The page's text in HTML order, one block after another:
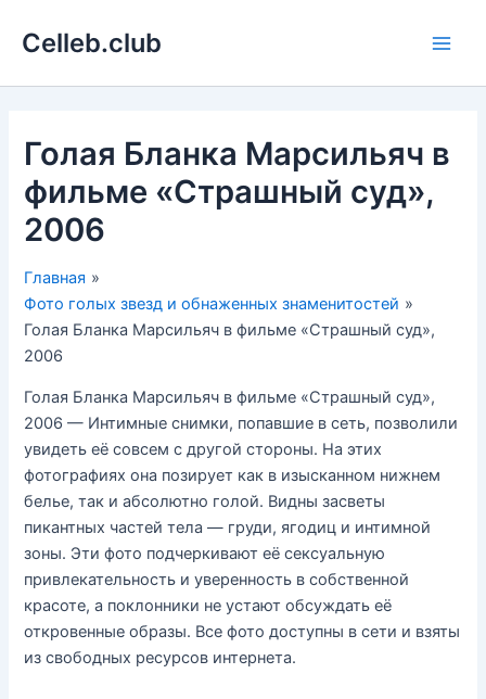
Celleb.club
Голая Бланка Марсильяч в
фильме «Страшный суд»,
2006
Главная
Фото голых звезд и обнаженных знаменитостей
Голая Бланка Марсильяч в фильме «Страшный суд»,
2006
Голая Бланка Марсильяч в фильме «Страшный суд»,
2006 — Интимные снимки, попавшие в сеть, позволили
увидеть её совсем с другой стороны. На этих
фотографиях она позирует как в изысканном нижнем
белье, так и абсолютно голой. Видны засветы
пикантных частей тела — груди, ягодиц и интимной
зоны. Эти фото подчеркивают её сексуальную
привлекательность и уверенность в собственной
красоте, а поклонники не устают обсуждать её
откровенные образы. Все фото доступны в сети и взяты
из свободных ресурсов интернета.